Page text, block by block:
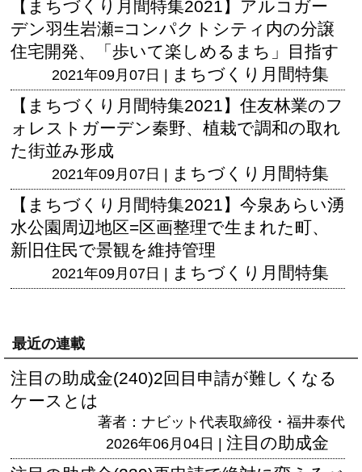
【まちづくり月間特集2021】アルコガー
デン羽生岩瀬=コンパクトシティ内の分譲
住宅開発、「歩いて楽しめるまち」目指す
2021年09月07日 |
まちづくり月間特集
【まちづくり月間特集2021】住友林業のフ
ォレストガーデン秦野、植栽で調和の取れ
た街並み形成
2021年09月07日 |
まちづくり月間特集
【まちづくり月間特集2021】今泉あらい湧
水公園周辺地区=区画整理で生まれた町、
新旧住民で景観を維持管理
2021年09月07日 | まちづくり月間特集
最近の連載
注目の助成金(240)2回目申請が難しくなる
ケースとは
著者：ナビット代表取締役・福井泰代
2026年06月04日 | 注目の助成金